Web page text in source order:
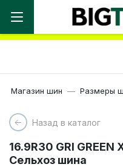
Мы работаем!
Магазин шин Размеры
Назад в каталог
16.9R30 GRI GREEN
Сельхоз шина